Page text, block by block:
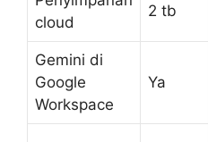
cloud
2 tb
Gemini di
Google
Workspace
Ya